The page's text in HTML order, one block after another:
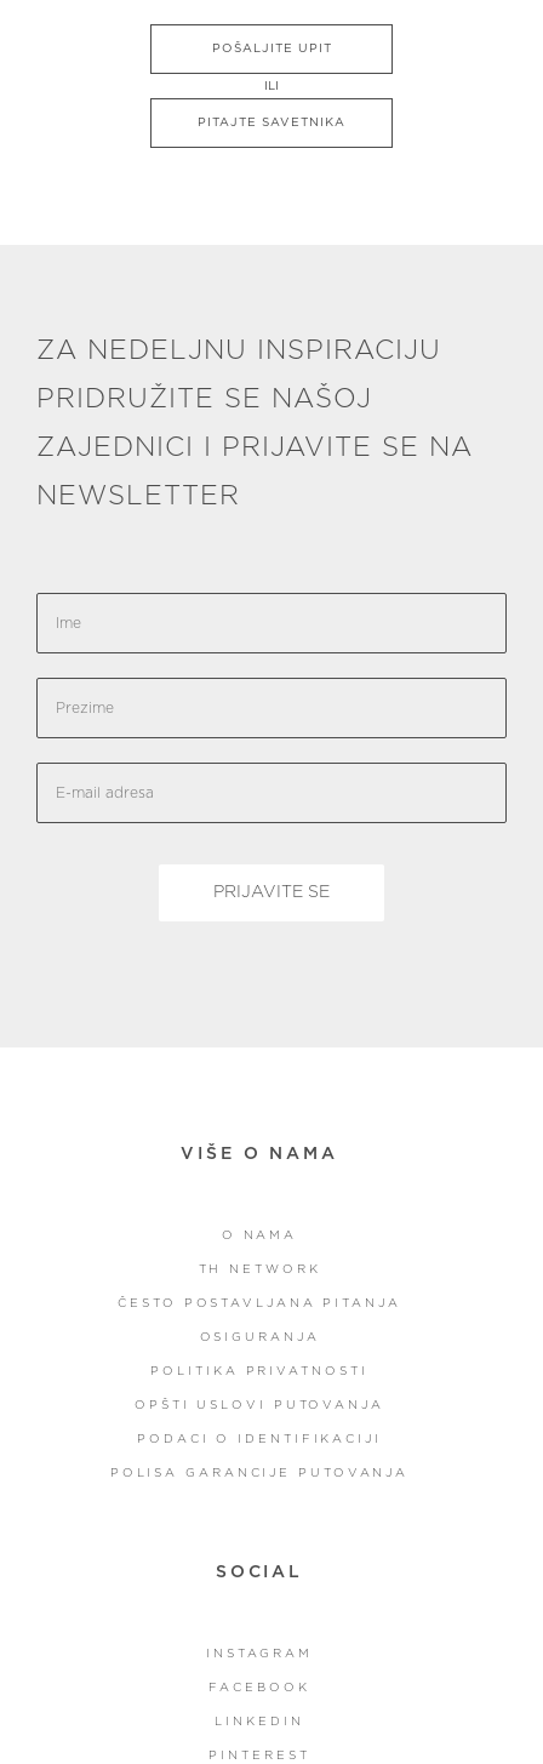
POŠALJITE UPIT
ILI
PITAJTE SAVETNIKA
ZA NEDELJNU INSPIRACIJU
PRIDRUŽITE SE NAŠOJ
ZAJEDNICI I PRIJAVITE SE NA
NEWSLETTER
VIŠE O NAMA
O NAMA
TH NETWORK
ČESTO POSTAVLJANA PITANJA
OSIGURANJA
POLITIKA PRIVATNOSTI
OPŠTI USLOVI PUTOVANJA
PODACI O IDENTIFIKACIJI
POLISA GARANCIJE PUTOVANJA
SOCIAL
INSTAGRAM
FACEBOOK
LINKEDIN
PINTEREST